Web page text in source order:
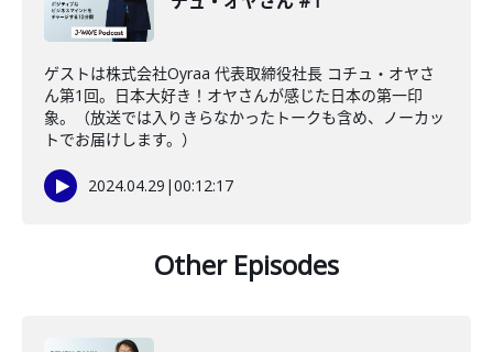
ゲストは株式会社Oyraa 代表取締役社長 コチュ・オヤさ
ん第1回。日本大好き！オヤさんが感じた日本の第一印
象。（放送では入りきらなかったトークも含め、ノーカッ
トでお届けします。）
2024.04.29 |00:12:17
Other Episodes